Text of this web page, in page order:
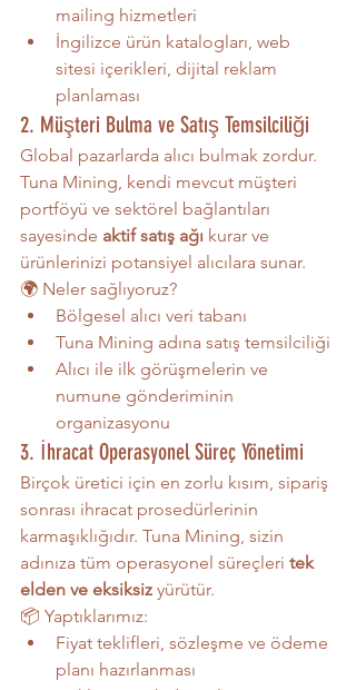
mailing hizmetleri
İngilizce ürün katalogları, web
sitesi içerikleri, dijital reklam
planlaması
2. Müşteri Bulma ve Satış Temsilciliği
Global pazarlarda alıcı bulmak zordur.
Tuna Mining, kendi mevcut müşteri
portföyü ve sektörel bağlantıları
sayesinde aktif satış ağı kurar ve
ürünlerinizi potansiyel alıcılara sunar.
🌍 Neler sağlıyoruz?
Bölgesel alıcı veri tabanı
Tuna Mining adına satış temsilciliği
Alıcı ile ilk görüşmelerin ve
numune gönderiminin
organizasyonu
3. İhracat Operasyonel Süreç Yönetimi
Birçok üretici için en zorlu kısım, sipariş
sonrası ihracat prosedürlerinin
karmaşıklığıdır. Tuna Mining, sizin
adınıza tüm operasyonel süreçleri tek
elden ve eksiksiz yürütür.
📦 Yaptıklarımız:
Fiyat teklifleri, sözleşme ve ödeme
planı hazırlanması